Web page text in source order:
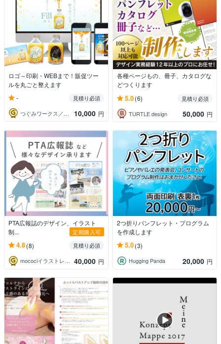
ロゴ～印刷・WEBまで！販促ツー
ルを丸ごと整えます
-
見積り必須
つぐみワークス／科学・販促・教育デザイン
10,000 円
各種ページもの、冊子、カタログな
どつくります
5.0(6)
見積り必須
TURTLE design
50,000 円
PTA広報誌のデザイン、イラスト
制...
定期購入可
4.8(8)
見積り必須
mocociイラストレーター 40,000 円
2つ折りパンフレット・プログラム
を作成します
5.0(3)
Hugging Panda 20,000 円